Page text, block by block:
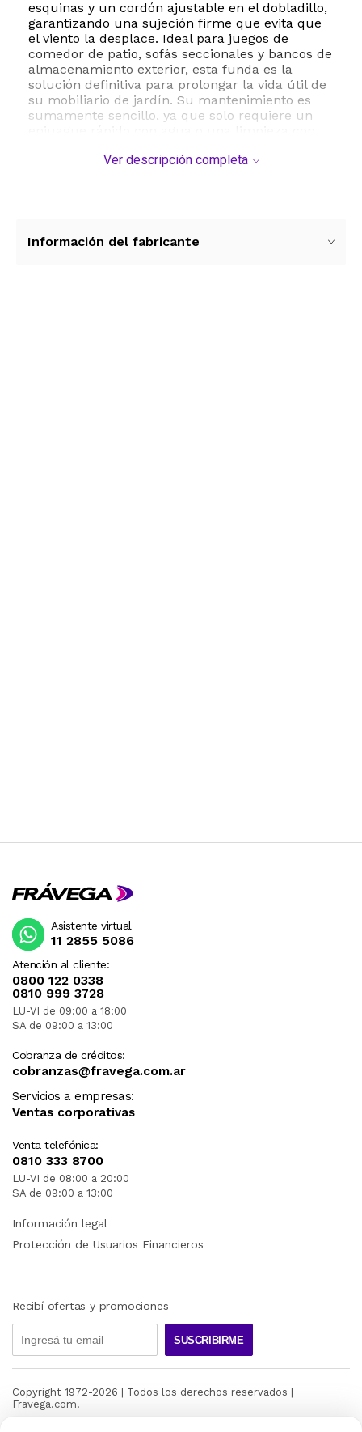
esquinas y un cordón ajustable en el dobladillo,
garantizando una sujeción firme que evita que
el viento la desplace. Ideal para juegos de
comedor de patio, sofás seccionales y bancos de
almacenamiento exterior, esta funda es la
solución definitiva para prolongar la vida útil de
su mobiliario de jardín. Su mantenimiento es
sumamente sencillo, ya que solo requiere un
Mantenga sus espacios exteriores impecables
MARCO DEL SERVICIO "PUERTA A PUERTA" QUE
Ver descripción completa
Información del fabricante
Atención al cliente:
0800 122 0338
0810 999 3728
LU-VI de 09:00 a 18:00
SA de 09:00 a 13:00
Cobranza de créditos:
cobranzas@fravega.com.ar
Servicios a empresas:
Ventas corporativas
Venta telefónica:
0810 333 8700
LU-VI de 08:00 a 20:00
SA de 09:00 a 13:00
Asistente virtual
11 2855 5086
Información legal
Protección de Usuarios Financieros
Recibí ofertas y promociones
SUSCRIBIRME
Copyright 1972-2026 | Todos los derechos reservados |
Fravega.com.